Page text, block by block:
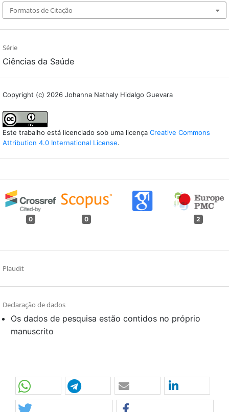
Formatos de Citação
Série
Ciências da Saúde
Copyright (c) 2026 Johanna Nathaly Hidalgo Guevara
Este trabalho está licenciado sob uma licença Creative Commons
Attribution 4.0 International License.
0 0 2
Plaudit
Declaração de dados
Os dados de pesquisa estão contidos no próprio
manuscrito